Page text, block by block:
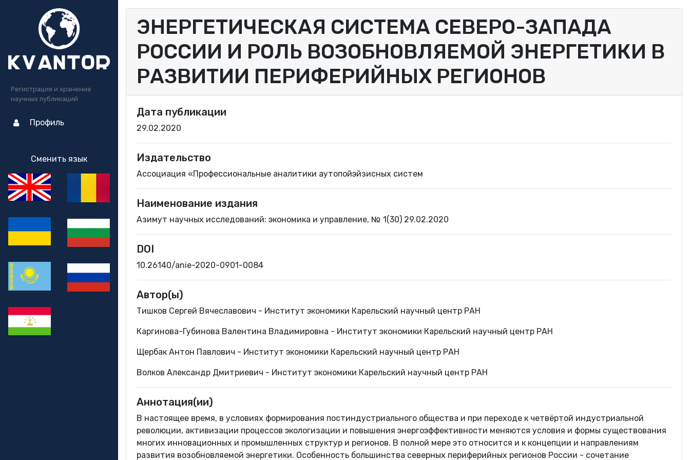
Регистрация и хранение
научных публикаций
Профиль
Сменить язык
ЭНЕРГЕТИЧЕСКАЯ СИСТЕМА СЕВЕРО-ЗАПАДА
РОССИИ И РОЛЬ ВОЗОБНОВЛЯЕМОЙ ЭНЕРГЕТИКИ В
РАЗВИТИИ ПЕРИФЕРИЙНЫХ РЕГИОНОВ
Дата публикации
29.02.2020
Издательство
Ассоциация «Профессиональные аналитики аутопойэйзисных систем
Наименование издания
Азимут научных исследований: экономика и управление, № 1(30) 29.02.2020
DOI
10.26140/anie-2020-0901-0084
Автор(ы)
Тишков Сергей Вячеславович - Институт экономики Карельский научный центр РАН
Каргинова-Губинова Валентина Владимировна - Институт экономики Карельский научный центр РАН
Щербак Антон Павлович - Институт экономики Карельский научный центр РАН
Волков Александр Дмитриевич - Институт экономики Карельский научный центр РАН
Аннотация(ии)
В настоящее время, в условиях формирования постиндустриального общества и при переходе к четвёртой индустриальной
революции, активизации процессов экологизации и повышения энергоэффективности меняются условия и формы существования
многих инновационных и промышленных структур и регионов. В полной мере это относится и к концепции и направлениям
развития возобновляемой энергетики. Особенность большинства северных периферийных регионов России - сочетание